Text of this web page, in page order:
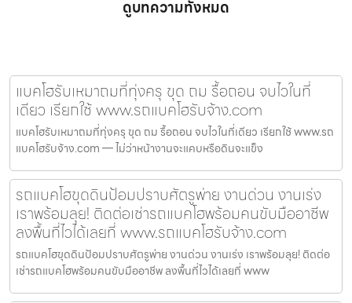
ดูบทความทั้งหมด
แบคโฮรับเหมาถมที่ทุ่งครุ ขุด ถม รื้อถอน จบไวในที่
เดียว เรียกใช้ www.รถแบคโฮรับจ้าง.com
แบคโฮรับเหมาถมที่ทุ่งครุ ขุด ถม รื้อถอน จบไวในที่เดียว เรียกใช้ www.รถ
แบคโฮรับจ้าง.com — ไม่ว่าหน้างานจะแคบหรือดินจะแข็ง
รถแบคโฮขุดดินป้อมปราบศัตรูพ่าย งานด่วน งานเร่ง
เราพร้อมลุย! ติดต่อเช่ารถแบคโฮพร้อมคนขับมืออาชีพ
ลงพื้นที่ไวได้เลยที่ www.รถแบคโฮรับจ้าง.com
รถแบคโฮขุดดินป้อมปราบศัตรูพ่าย งานด่วน งานเร่ง เราพร้อมลุย! ติดต่อ
เช่ารถแบคโฮพร้อมคนขับมืออาชีพ ลงพื้นที่ไวได้เลยที่ www